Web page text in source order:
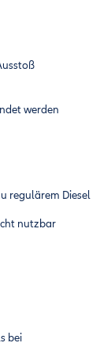
werden
regulärem Diesel
nutzbar
bei